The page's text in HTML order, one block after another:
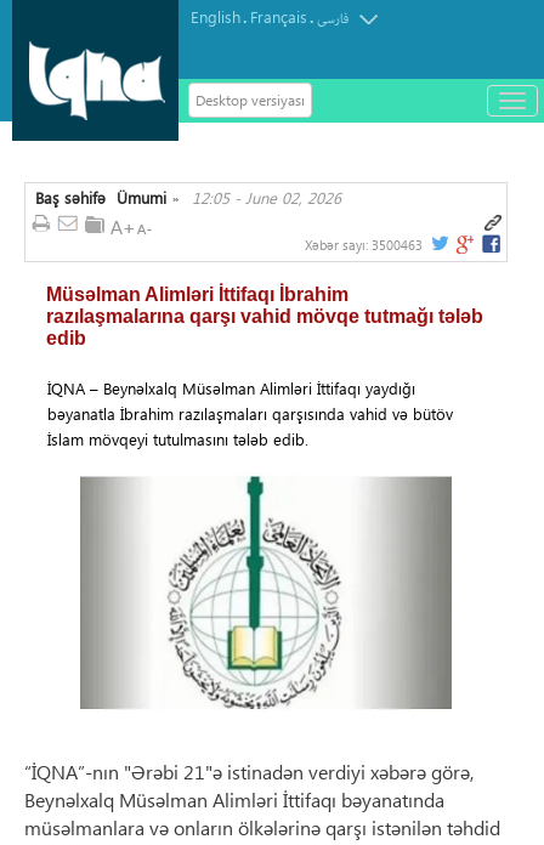
English. Français.فارسی
Desktop versiyası
باز
و
Baş səhifə »
Ümumi 12:05 - June 02, 2026
Xəbər sayı: 3500463
Müsəlman Alimləri İttifaqı İbrahim
razılaşmalarına qarşı vahid mövqe tutmağı tələb
edib
İQNA – Beynəlxalq Müsəlman Alimləri İttifaqı yaydığı
bəyanatla İbrahim razılaşmaları qarşısında vahid və bütöv
İslam mövqeyi tutulmasını tələb edib.
“İQNA”-nın "Ərəbi 21"ə istinadən verdiyi xəbərə görə,
Beynəlxalq Müsəlman Alimləri İttifaqı bəyanatında
müsəlmanlara və onların ölkələrinə qarşı istənilən təhdid